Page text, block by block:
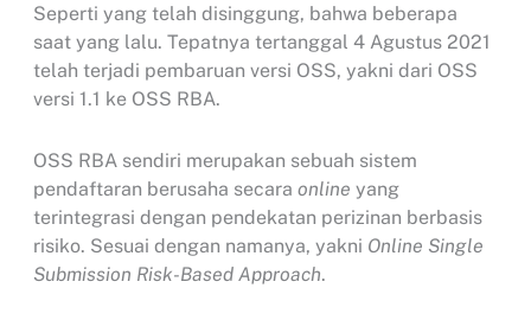
Seperti yang telah disinggung, bahwa beberapa
saat yang lalu. Tepatnya tertanggal 4 Agustus 2021
telah terjadi pembaruan versi OSS, yakni dari OSS
versi 1.1 ke OSS RBA.
OSS RBA sendiri merupakan sebuah sistem
pendaftaran berusaha secara online yang
terintegrasi dengan pendekatan perizinan berbasis
risiko. Sesuai dengan namanya, yakni Online Single
Submission Risk-Based Approach.